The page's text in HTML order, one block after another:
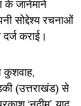
जानेमाने
सोद्देश्य रचनाओं
कराई।
कुशवाह,
(उत्तराखंड) से